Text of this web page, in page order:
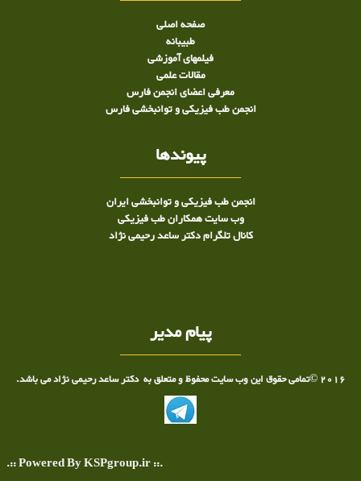
صفحه اصلی
طبيبانه
فیلمهای آموزشی
مقالات علمی
معرفی اعضای انجمن فارس
انجمن طب فیزیکی و توانبخشی فارس
پیوندها
انجمن طب فیزیکی و توانبخشی ایران
وب سایت همکاران طب فیزیکی
کانال تلگرام دکتر ساعد رحیمی نژاد
پیام مدیر
2016 ©تمامی حقوق این وب سایت محفوظ و متعلق به دکتر ساعد رحیمی نژاد می باشد.
.:: Powered By KSPgroup.ir ::.